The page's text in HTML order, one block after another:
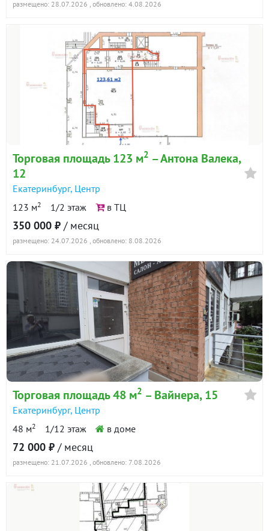
размещено: 28.07.2026 , обновлено: 4.08.2026
Торговая площадь 123 м2 – Антона Валека,
12
Екатеринбург, Центр
123 м2 1/2 этаж в ТЦ
350 000 ₽ / месяц
размещено: 24.07.2026 , обновлено: 8.08.2026
Торговая площадь 48 м2 – Вайнера, 15
Екатеринбург, Центр
48 м2 1/12 этаж в доме
72 000 ₽ / месяц
размещено: 21.07.2026 , обновлено: 7.08.2026